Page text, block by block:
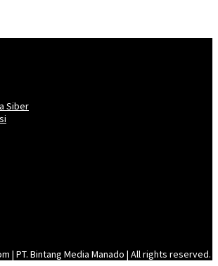
Siber
| PT. Bintang Media Manado | All rights reserved.